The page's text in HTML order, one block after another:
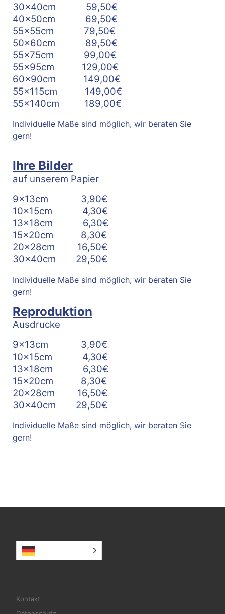
30x40cm 59,50€
40x50cm 69,50€
55x55cm 79,50€
50x60cm 89,50€
55x75cm 99,00€
55x95cm 129,00€
60x90cm 149,00€
55x115cm 149,00€
55x140cm 189,00€
Individuelle Maße sind möglich, wir beraten Sie
gern!
Ihre Bilder
auf unserem Papier
9x13cm 3,90€
10x15cm 4,30€
13x18cm 6,30€
15x20cm 8,30€
20x28cm 16,50€
30x40cm 29,50€
Individuelle Maße sind möglich, wir beraten Sie
gern!
Reproduktion
Ausdrucke
9x13cm 3,90€
10x15cm 4,30€
13x18cm 6,30€
15x20cm 8,30€
20x28cm 16,50€
30x40cm 29,50€
Individuelle Maße sind möglich, wir beraten Sie
gern!
Kontakt